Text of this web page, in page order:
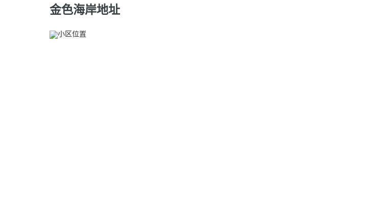
金色海岸地址